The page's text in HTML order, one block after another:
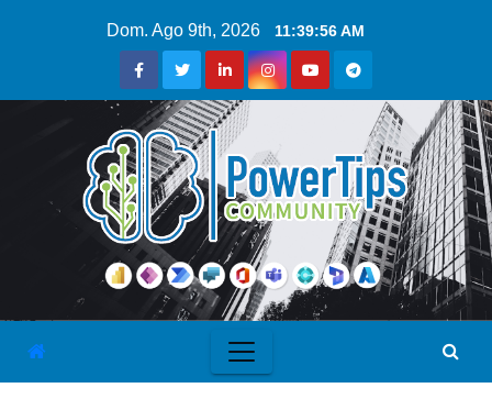
Dom. Ago 9th, 2026 11:39:57 AM